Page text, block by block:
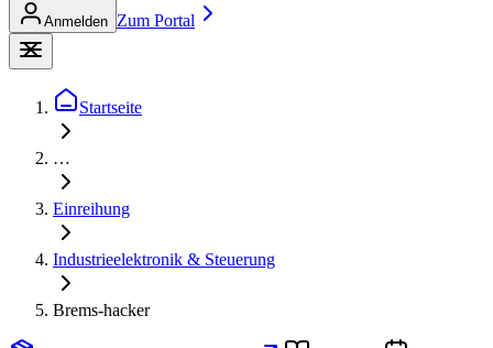
Anmelden Zum Portal
Startseite
…
Einreihung
Industrieelektronik & Steuerung
Brems-hacker